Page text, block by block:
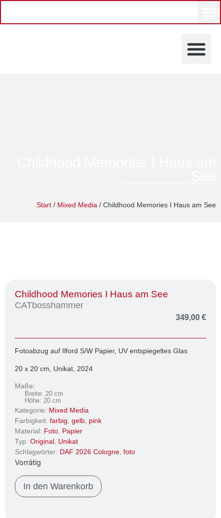
Start / Mixed Media / Childhood Memories I Haus am See
Childhood Memories I Haus am See
CATbosshammer
349,00 €
Fotoabzug auf Ilford S/W Papier, UV entspiegeltes Glas
20 x 20 cm, Unikat, 2024
Maße:
Breite: 20 cm
Höhe: 20 cm
Kategorie: Mixed Media
Farbigkeit: farbig gelb pink
Material: Foto Papier
Typ: Original Unikat
Schlagwörter: DAF 2026 Cologne foto
Vorrätig
In den Warenkorb